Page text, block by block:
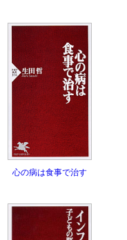
心の病は食事で治す